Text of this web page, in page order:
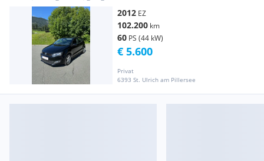
2012 EZ
102.200 km
60 PS (44 kW)
Privat
6393 St. Ulrich am Pillersee
€ 5.600